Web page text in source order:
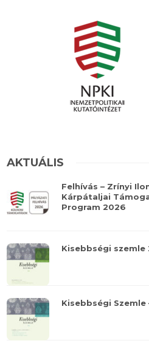
AKTUÁLIS
Felhívás – Zrínyi
Kárpátaljai
Program 2026
Kisebbségi szemle
Kisebbségi Szemle